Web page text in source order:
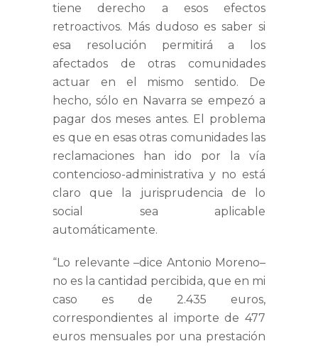
tiene derecho a esos efectos
retroactivos. Más dudoso es saber si
esa resolución permitirá a los
afectados de otras comunidades
actuar en el mismo sentido. De
hecho, sólo en Navarra se empezó a
pagar dos meses antes. El problema
es que en esas otras comunidades las
reclamaciones han ido por la vía
contencioso-administrativa y no está
claro que la jurisprudencia de lo
social sea aplicable
automáticamente.
“Lo relevante –dice Antonio Moreno–
no es la cantidad percibida, que en mi
caso es de 2.435 euros,
correspondientes al importe de 477
euros mensuales por una prestación